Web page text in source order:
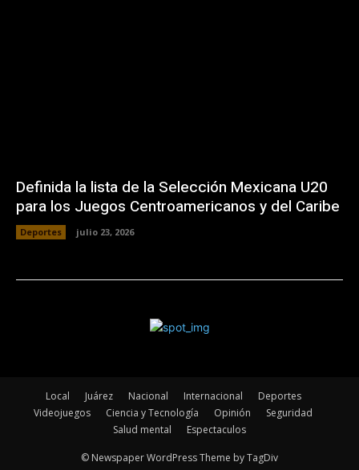
Definida la lista de la Selección Mexicana U20
para los Juegos Centroamericanos y del Caribe
Deportes julio 23, 2026
Local Juárez Nacional Internacional
Deportes
Videojuegos
Ciencia y Tecnología Opinión
Seguridad
Salud mental
Espectaculos
© Newspaper WordPress Theme by TagDiv